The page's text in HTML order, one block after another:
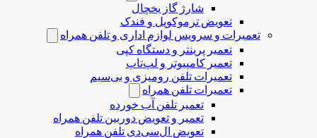
شارژ گاز یخچال
تعویض ترموکوپل و فندک
تعمیرات و سرویس لوازم اداری و تلفن همراه
تعمیر پرینتر و دستگاه کپی
تعمیر کامپیوتر و لپ‌تاپ
تعمیرات تلفن رومیزی و بی‌سیم
تعمیرات تلفن همراه
تعمیر تلفن آب خورده
تعمیر و تعویض دوربین تلفن همراه
تعویض ال‌سی‌دی تلفن همراه